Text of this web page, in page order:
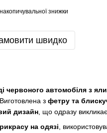
знижки
швидко
червоного автомобіля з
з фетру та
дизайн , що одразу
на одязі,